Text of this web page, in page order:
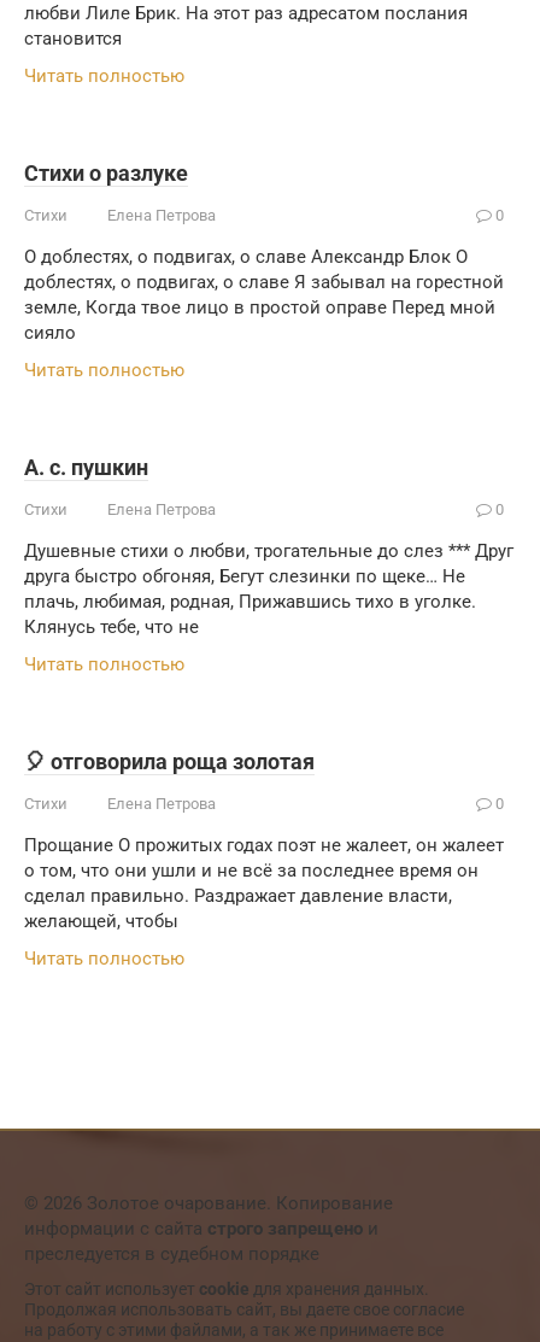
любви Лиле Брик. На этот раз адресатом послания
становится
Читать полностью
Стихи о разлуке
Стихи Елена Петрова 0
О доблестях, о подвигах, о славе Александр Блок О
доблестях, о подвигах, о славе Я забывал на горестной
земле, Когда твое лицо в простой оправе Перед мной
сияло
Читать полностью
А. с. пушкин
Стихи Елена Петрова 0
Душевные стихи о любви, трогательные до слез *** Друг
друга быстро обгоняя, Бегут слезинки по щеке… Не
плачь, любимая, родная, Прижавшись тихо в уголке.
Клянусь тебе, что не
Читать полностью
🎈 отговорила роща золотая
Стихи Елена Петрова 0
Прощание О прожитых годах поэт не жалеет, он жалеет
о том, что они ушли и не всё за последнее время он
сделал правильно. Раздражает давление власти,
желающей, чтобы
Читать полностью
© 2026 Золотое очарование. Копирование
информации с сайта строго запрещено и
преследуется в судебном порядке
Этот сайт использует cookie для хранения данных.
Продолжая использовать сайт, вы даете свое согласие
на работу с этими файлами, а так же принимаете все